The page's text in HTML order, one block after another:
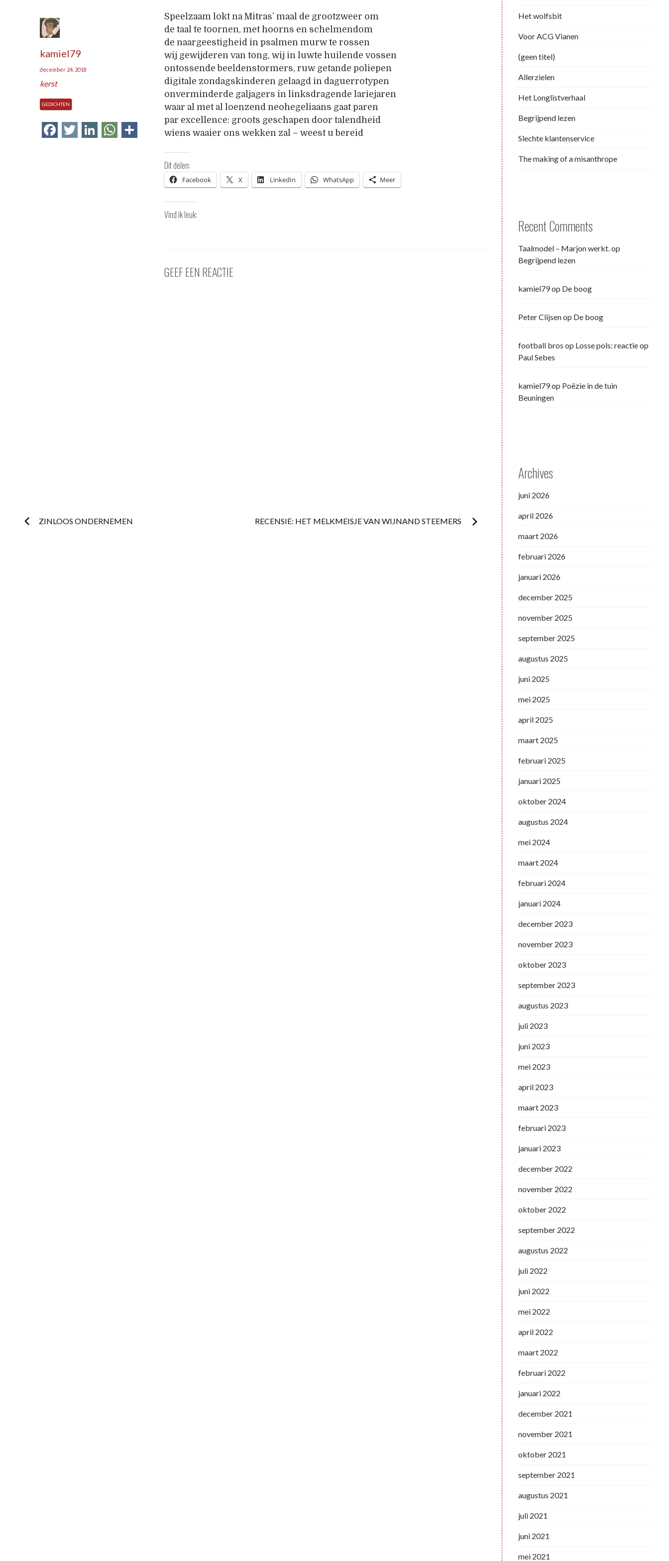
kamiel79
december 24, 2018
kerst
GEDICHTEN
Facebook
Twitter
LinkedInWhatsApp
Delen
Speelzaam lokt na Mitras’ maal de grootzweer om
de taal te toornen, met hoorns en schelmendom
de naargeestigheid in psalmen murw te rossen
wij gewijderen van tong, wij in luwte huilende vossen
ontossende beeldenstormers, ruw getande poliepen
digitale zondagskinderen gelaagd in daguerrotypen
onverminderde galjagers in linksdragende lariejaren
waar al met al loenzend neohegeliaans gaat paren
par excellence: groots geschapen door talendheid
wiens waaier ons wekken zal – weest u bereid
Dit delen:
Facebook X LinkedIn WhatsApp Meer
Vind ik leuk:
GEEF EEN REACTIE
Post
ZINLOOS ONDERNEMEN RECENSIE: HET MELKMEISJE VAN WIJNAND STEEMERS
Het wolfsbit
Voor ACG Vianen
(geen titel)
Allerzielen
Het Longlistverhaal
Begrijpend lezen
Slechte klantenservice
The making of a misanthrope
Recent Comments
Taalmodel – Marjon werkt.op
Begrijpend lezen
kamiel79op De boog
Peter Clijsenop De boog
football bros op Losse pols: reactie op
Paul Sebes
kamiel79op Poëzie in de tuin
Beuningen
Archives
juni 2026
april 2026
maart 2026
februari 2026
januari 2026
december 2025
november 2025
september 2025
augustus 2025
juni 2025
mei 2025
april 2025
maart 2025
februari 2025
januari 2025
oktober 2024
augustus 2024
mei 2024
maart 2024
februari 2024
januari 2024
december 2023
november 2023
oktober 2023
september 2023
augustus 2023
juli 2023
juni 2023
mei 2023
april 2023
maart 2023
februari 2023
januari 2023
december 2022
november 2022
oktober 2022
september 2022
augustus 2022
juli 2022
juni 2022
mei 2022
april 2022
maart 2022
februari 2022
januari 2022
december 2021
november 2021
oktober 2021
september 2021
augustus 2021
juli 2021
juni 2021
mei 2021